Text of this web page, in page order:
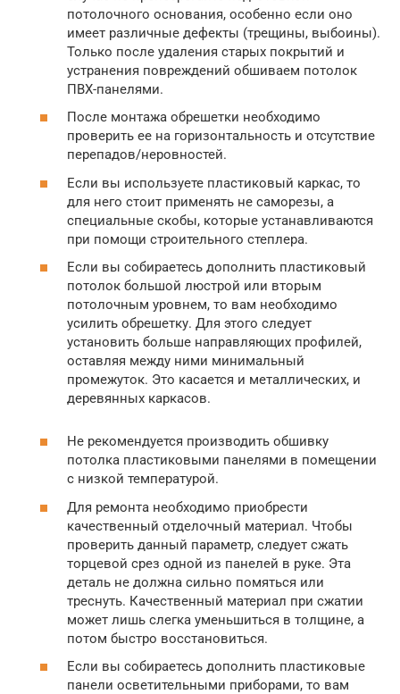
потолочного основания, особенно если оно
имеет различные дефекты (трещины, выбоины).
Только после удаления старых покрытий и
устранения повреждений обшиваем потолок
ПВХ-панелями.
После монтажа обрешетки необходимо
проверить ее на горизонтальность и отсутствие
перепадов/неровностей.
Если вы используете пластиковый каркас, то
для него стоит применять не саморезы, а
специальные скобы, которые устанавливаются
при помощи строительного степлера.
Если вы собираетесь дополнить пластиковый
потолок большой люстрой или вторым
потолочным уровнем, то вам необходимо
усилить обрешетку. Для этого следует
установить больше направляющих профилей,
оставляя между ними минимальный
промежуток. Это касается и металлических, и
деревянных каркасов.
Не рекомендуется производить обшивку
потолка пластиковыми панелями в помещении
с низкой температурой.
Для ремонта необходимо приобрести
качественный отделочный материал. Чтобы
проверить данный параметр, следует сжать
торцевой срез одной из панелей в руке. Эта
деталь не должна сильно помяться или
треснуть. Качественный материал при сжатии
может лишь слегка уменьшиться в толщине, а
потом быстро восстановиться.
Если вы собираетесь дополнить пластиковые
панели осветительными приборами, то вам